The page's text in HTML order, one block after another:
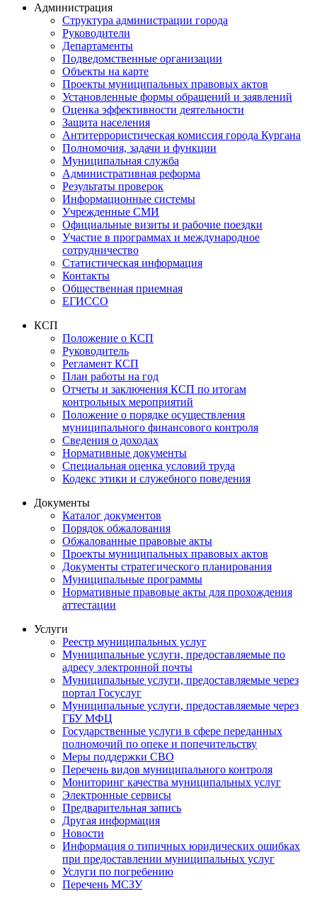
Администрация
Структура администрации города
Руководители
Департаменты
Подведомственные организации
Объекты на карте
Проекты муниципальных правовых актов
Установленные формы обращений и заявлений
Оценка эффективности деятельности
Защита населения
Антитеррористическая комиссия города Кургана
Полномочия, задачи и функции
Муниципальная служба
Административная реформа
Результаты проверок
Информационные системы
Учрежденные СМИ
Официальные визиты и рабочие поездки
Участие в программах и международное
сотрудничество
Статистическая информация
Контакты
Общественная приемная
ЕГИССО
КСП
Положение о КСП
Руководитель
Регламент КСП
План работы на год
Отчеты и заключения КСП по итогам
контрольных мероприятий
Положение о порядке осуществления
муниципального финансового контроля
Сведения о доходах
Нормативные документы
Специальная оценка условий труда
Кодекс этики и служебного поведения
Документы
Каталог документов
Порядок обжалования
Обжалованные правовые акты
Проекты муниципальных правовых актов
Документы стратегического планирования
Муниципальные программы
Нормативные правовые акты для прохождения
аттестации
Услуги
Реестр муниципальных услуг
Муниципальные услуги, предоставляемые по
адресу электронной почты
Муниципальные услуги, предоставляемые через
портал Госуслуг
Муниципальные услуги, предоставляемые через
ГБУ МФЦ
Государственные услуги в сфере переданных
полномочий по опеке и попечительству
Меры поддержки СВО
Перечень видов муниципального контроля
Мониторинг качества муниципальных услуг
Электронные сервисы
Предварительная запись
Другая информация
Новости
Информация о типичных юридических ошибках
при предоставлении муниципальных услуг
Услуги по погребению
Перечень МСЗУ